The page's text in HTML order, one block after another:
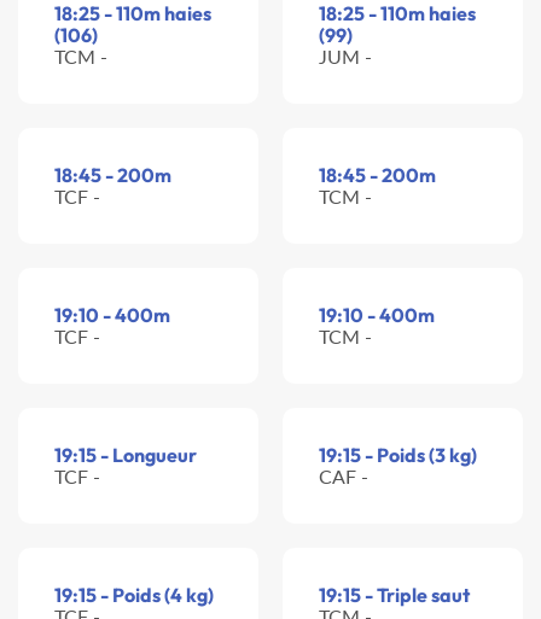
18:25 - 110m haies
(106)
TCM -
18:25 - 110m haies
(99)
JUM -
18:45 - 200m
TCF -
18:45 - 200m
TCM -
19:10 - 400m
TCF -
19:10 - 400m
TCM -
19:15 - Longueur
TCF -
19:15 - Poids (3 kg)
CAF -
19:15 - Poids (4 kg) 19:15 - Triple saut